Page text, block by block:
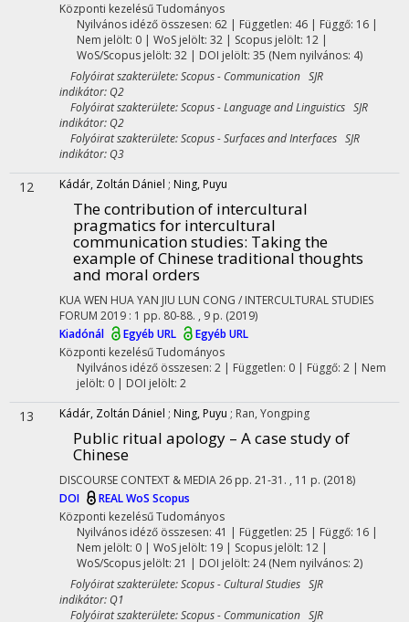
Központi kezelésűTudományos
Nyilvános idéző összesen: 62| Független: 46 | Függő: 16 |
Nem jelölt: 0 | WoS jelölt: 32 | Scopus jelölt: 12 |
WoS/Scopus jelölt: 32 | DOI jelölt: 35 (Nem nyilvános: 4)
Folyóirat szakterülete: Scopus - Communication SJR
indikátor: Q2
Folyóirat szakterülete: Scopus - Language and Linguistics SJR
indikátor: Q2
Folyóirat szakterülete: Scopus - Surfaces and Interfaces SJR
indikátor: Q3
12 Kádár, Zoltán Dániel ; Ning, Puyu
The contribution of intercultural
pragmatics for intercultural
communication studies: Taking the
example of Chinese traditional thoughts
and moral orders
KUA WEN HUA YAN JIU LUN CONG / INTERCULTURAL STUDIES
FORUM 2019 : 1 pp. 80-88. , 9 p. (2019)
Kiadónál
Egyéb URL
Egyéb URL
Központi kezelésűTudományos
Nyilvános idéző összesen: 2| Független: 0 | Függő: 2 | Nem
jelölt: 0 | DOI jelölt: 2
13 Kádár, Zoltán Dániel ; Ning, Puyu ; Ran, Yongping
Public ritual apology – A case study of
Chinese
DISCOURSE CONTEXT & MEDIA26 pp. 21-31. , 11 p. (2018)
DOI
REALWoS Scopus
Központi kezelésűTudományos
Nyilvános idéző összesen: 41 | Független: 25 | Függő: 16 |
Nem jelölt: 0 | WoS jelölt: 19 | Scopus jelölt: 12 |
WoS/Scopus jelölt: 21 | DOI jelölt: 24 (Nem nyilvános: 2)
Folyóirat szakterülete: Scopus - Cultural Studies SJR
indikátor: Q1
Folyóirat szakterülete: Scopus - Communication SJR